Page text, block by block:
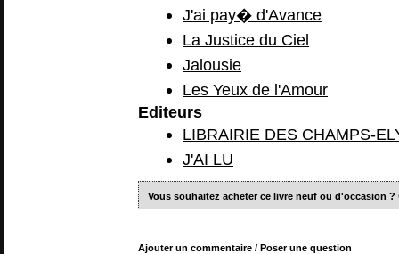
J'ai pay� d'Avance
La Justice du Ciel
Jalousie
Les Yeux de l'Amour
Editeurs
LIBRAIRIE DES CHAMPS-
J'AI LU
Vous souhaitez acheter ce livre neuf ou d'occasion ?
Ajouter un commentaire / Poser une question